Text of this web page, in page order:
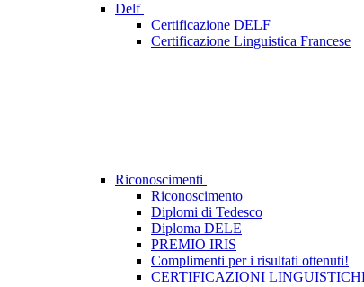
Delf
Certificazione DELF
Certificazione Linguistica Francese
Riconoscimenti
Riconoscimento
Diplomi di Tedesco
Diploma DELE
PREMIO IRIS
Complimenti per i risultati ottenuti!
CERTIFICAZIONI